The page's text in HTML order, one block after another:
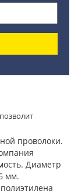
проволоки.
Диаметр
мм.